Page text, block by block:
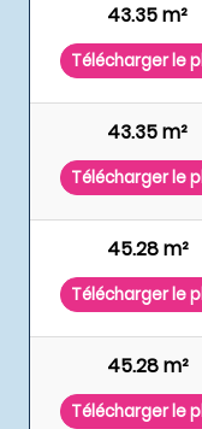
43.35 m²
Télécharger le
43.35 m²
Télécharger le
45.28 m²
Télécharger le
45.28 m²
Télécharger le